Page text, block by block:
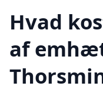
Hvad
af